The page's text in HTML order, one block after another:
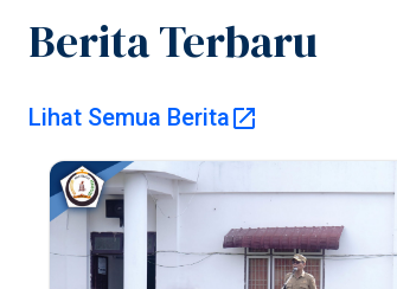
Berita Terbaru
Lihat Semua Berita